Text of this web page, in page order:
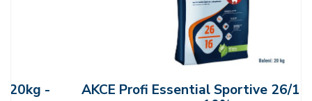
AKCE Profi Essential Sportive 26/16 20kg